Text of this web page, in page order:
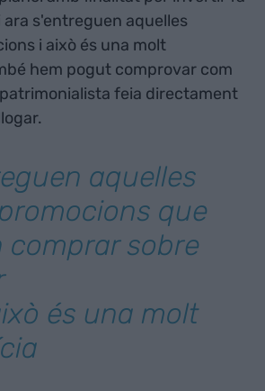
ara s'entreguen aquelles
i això és una molt
hem pogut comprovar com
feia directament
aquelles
que
comprar sobre
és una molt